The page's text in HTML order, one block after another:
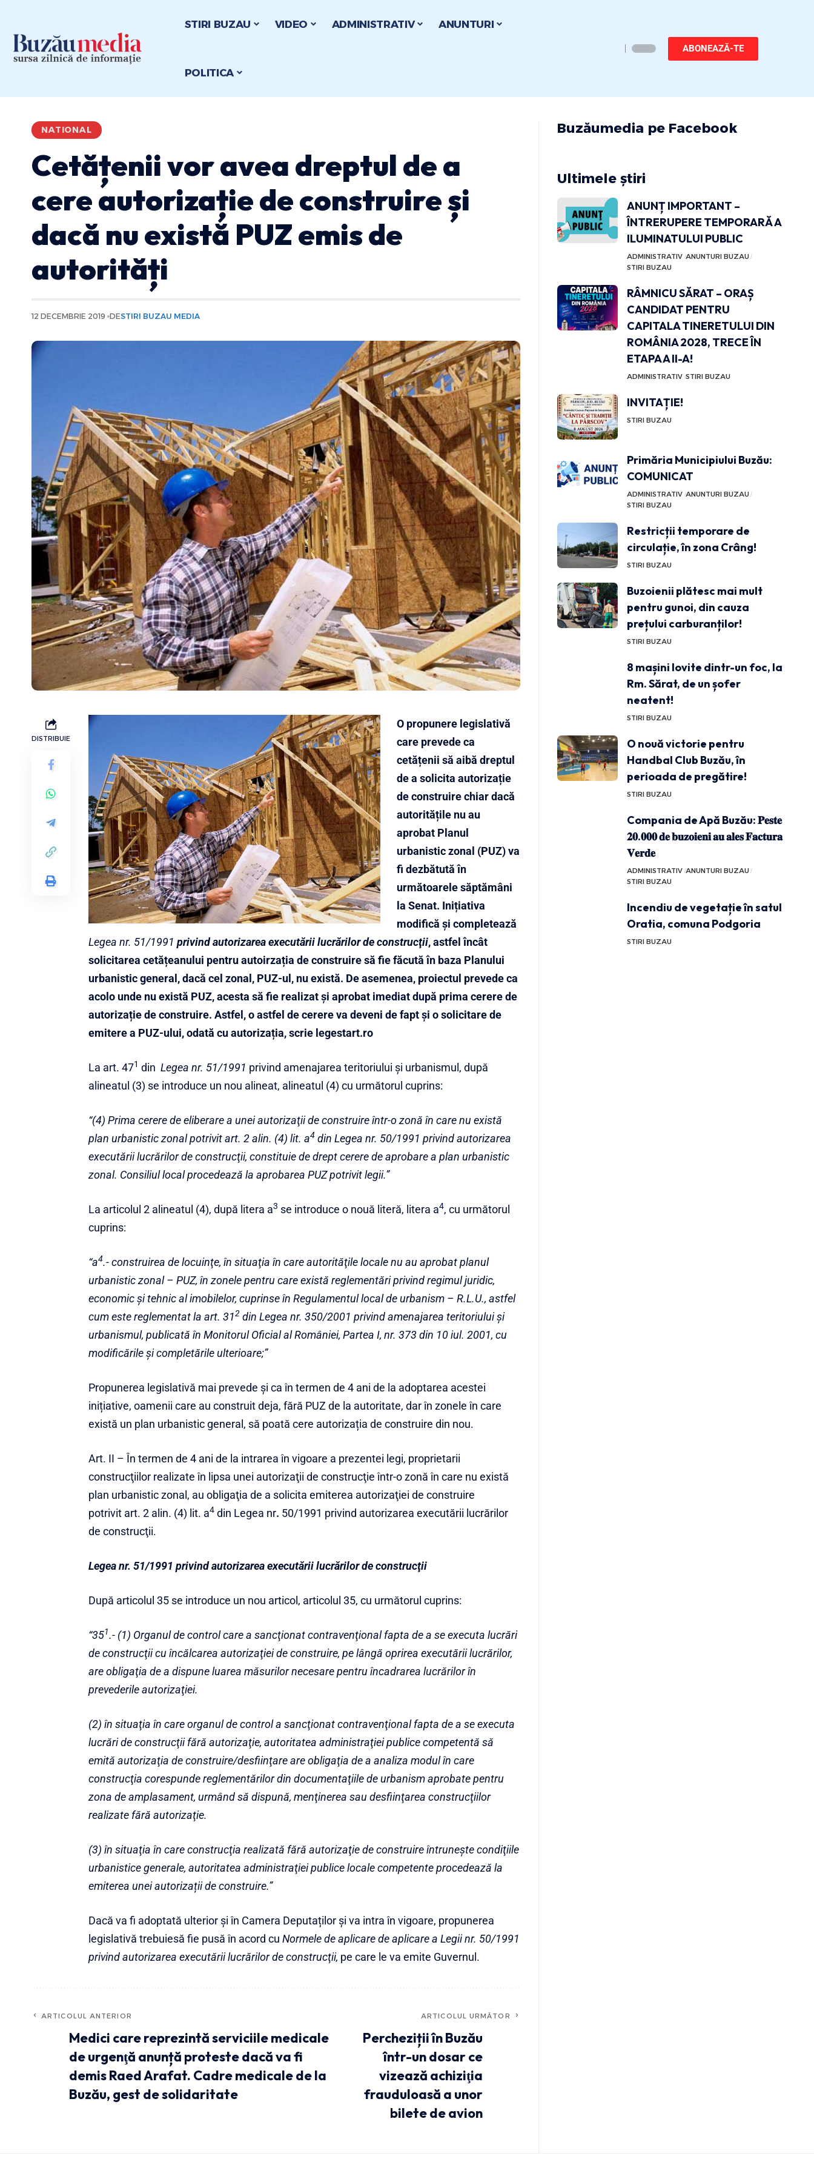
STIRI BUZAU VIDEO ADMINISTRATIV ANUNTURI
POLITICA
ABONEAZĂ-TE
NATIONAL
Cetățenii vor avea dreptul de a
cere autorizație de construire și
dacă nu există PUZ emis de
autorități
12 DECEMBRIE 2019 DESTIRI BUZAU MEDIA
DISTRIBUIE
O propunere legislativă
care prevede ca
cetățenii să aibă dreptul
de a solicita autorizație
de construire chiar dacă
autoritățile nu au
aprobat Planul
urbanistic zonal (PUZ) va
fi dezbătută în
următoarele săptămâni
la Senat. Inițiativa
modifică și completează
Legea nr. 51/1991 privind autorizarea executării lucrărilor de construcţii, astfel încât
solicitarea cetățeanului pentru autoirzația de construire să fie făcută în baza Planului
urbanistic general, dacă cel zonal, PUZ-ul, nu există. De asemenea, proiectul prevede ca
acolo unde nu există PUZ, acesta să fie realizat și aprobat imediat după prima cerere de
autorizație de construire. Astfel, o astfel de cerere va deveni de fapt și o solicitare de
emitere a PUZ-ului, odată cu autorizația, scrie legestart.ro
La art. 471 din Legea nr. 51/1991 privind amenajarea teritoriului şi urbanismul, după
alineatul (3) se introduce un nou alineat, alineatul (4) cu următorul cuprins:
“(4) Prima cerere de eliberare a unei autorizaţii de construire într-o zonă în care nu există
plan urbanistic zonal potrivit art. 2 alin. (4) lit. a4 din Legea nr. 50/1991 privind autorizarea
executării lucrărilor de construcţii, constituie de drept cerere de aprobare a plan urbanistic
zonal. Consiliul local procedează la aprobarea PUZ potrivit legii.”
La articolul 2 alineatul (4), după litera a3 se introduce o nouă literă, litera a4, cu următorul
cuprins:
“a4.- construirea de locuinţe, în situaţia în care autorităţile locale nu au aprobat planul
urbanistic zonal – PUZ, în zonele pentru care există reglementări privind regimul juridic,
economic şi tehnic al imobilelor, cuprinse în Regulamentul local de urbanism – R.L.U., astfel
cum este reglementat la art. 312 din Legea nr. 350/2001 privind amenajarea teritoriului şi
urbanismul, publicată în Monitorul Oficial al României, Partea I, nr. 373 din 10 iul. 2001, cu
modificările şi completările ulterioare;”
Propunerea legislativă mai prevede și ca în termen de 4 ani de la adoptarea acestei
inițiative, oamenii care au construit deja, fără PUZ de la autoritate, dar în zonele în care
există un plan urbanistic general, să poată cere autorizația de construire din nou.
Art. II – În termen de 4 ani de la intrarea în vigoare a prezentei legi, proprietarii
construcţiilor realizate în lipsa unei autorizaţii de construcţie într-o zonă în care nu există
plan urbanistic zonal, au obligaţia de a solicita emiterea autorizaţiei de construire
potrivit art. 2 alin. (4) lit. a4 din Legea nr. 50/1991 privind autorizarea executării lucrărilor
de construcţii.
Legea nr. 51/1991 privind autorizarea executării lucrărilor de construcţii
După articolul 35 se introduce un nou articol, articolul 35, cu următorul cuprins:
“351.- (1) Organul de control care a sancţionat contravenţional fapta de a se executa lucrări
de construcţii cu încălcarea autorizaţiei de construire, pe lângă oprirea executării lucrărilor,
are obligaţia de a dispune luarea măsurilor necesare pentru încadrarea lucrărilor în
prevederile autorizaţiei.
(2) în situaţia în care organul de control a sancţionat contravenţional fapta de a se executa
lucrări de construcţii fără autorizaţie, autoritatea administraţiei publice competentă să
emită autorizaţia de construire/desfiinţare are obligaţia de a analiza modul în care
construcţia corespunde reglementărilor din documentaţiile de urbanism aprobate pentru
zona de amplasament, urmând să dispună, menţinerea sau desfiinţarea construcţiilor
realizate fără autorizaţie.
(3) în situaţia în care construcţia realizată fără autorizaţie de construire întruneşte condiţiile
urbanistice generale, autoritatea administraţiei publice locale competente procedează la
emiterea unei autorizații de construire.”
Dacă va fi adoptată ulterior și în Camera Deputaților și va intra în vigoare, propunerea
legislativă trebuiesă fie pusă în acord cu Normele de aplicare de aplicare a Legii nr. 50/1991
privind autorizarea executării lucrărilor de construcţii, pe care le va emite Guvernul.
ARTICOLUL ANTERIOR
Medici care reprezintă serviciile medicale
de urgenţă anunță proteste dacă va fi
demis Raed Arafat. Cadre medicale de la
Buzău, gest de solidaritate
ARTICOLUL URMĂTOR
Percheziții în Buzău
într-un dosar ce
vizează achiziţia
frauduloasă a unor
bilete de avion
Buzăumedia pe Facebook
Ultimele știri
ANUNȚ IMPORTANT –
ÎNTRERUPERE TEMPORARĂ A
ILUMINATULUI PUBLIC
ADMINISTRATIV ANUNTURI BUZAU
STIRI BUZAU
RÂMNICU SĂRAT – ORAȘ
CANDIDAT PENTRU
CAPITALA TINERETULUI DIN
ROMÂNIA 2028, TRECE ÎN
ETAPA A II-A!
ADMINISTRATIV STIRI BUZAU
INVITAȚIE!
STIRI BUZAU
Primăria Municipiului Buzău:
COMUNICAT
ADMINISTRATIV ANUNTURI BUZAU
STIRI BUZAU
Restricții temporare de
circulație, în zona Crâng!
STIRI BUZAU
Buzoienii plătesc mai mult
pentru gunoi, din cauza
prețului carburanților!
STIRI BUZAU
8 mașini lovite dintr-un foc, la
Rm. Sărat, de un șofer
neatent!
STIRI BUZAU
O nouă victorie pentru
Handbal Club Buzău, în
perioada de pregătire!
STIRI BUZAU
Compania de Apă Buzău: 𝐏𝐞𝐬𝐭𝐞
𝟐𝟎.𝟎𝟎𝟎 𝐝𝐞 𝐛𝐮𝐳𝐨𝐢𝐞𝐧𝐢 𝐚𝐮 𝐚𝐥𝐞𝐬 𝐅𝐚𝐜𝐭𝐮𝐫𝐚
𝐕𝐞𝐫𝐝𝐞
ADMINISTRATIV ANUNTURI BUZAU
STIRI BUZAU
Incendiu de vegetație în satul
Oratia, comuna Podgoria
STIRI BUZAU